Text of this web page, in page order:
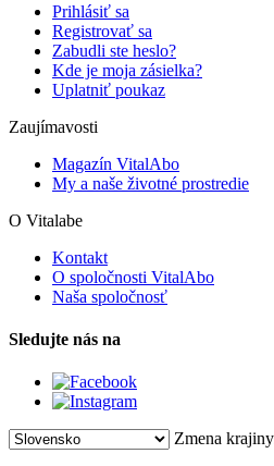
Prihlásiť sa
Registrovať sa
Zabudli ste heslo?
Kde je moja zásielka?
Uplatniť poukaz
Zaujímavosti
Magazín VitalAbo
My a naše životné prostredie
O Vitalabe
Kontakt
O spoločnosti VitalAbo
Naša spoločnosť
Sledujte nás na
Zmena